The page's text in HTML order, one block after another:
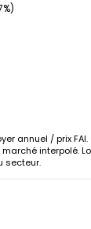
annuel / prix
marché interpolé.
secteur.